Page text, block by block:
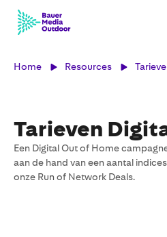
Home Resources
Tarieven
Een Digital Out of Home
aan de hand van een aantal
onze Run of Network Deals.